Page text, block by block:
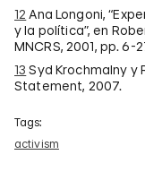
12 Ana Longoni,
y la política”, en
MNCRS, 2001, pp. 6-
13 Syd Krochmalny y
Statement, 2007.
Tags:
activism